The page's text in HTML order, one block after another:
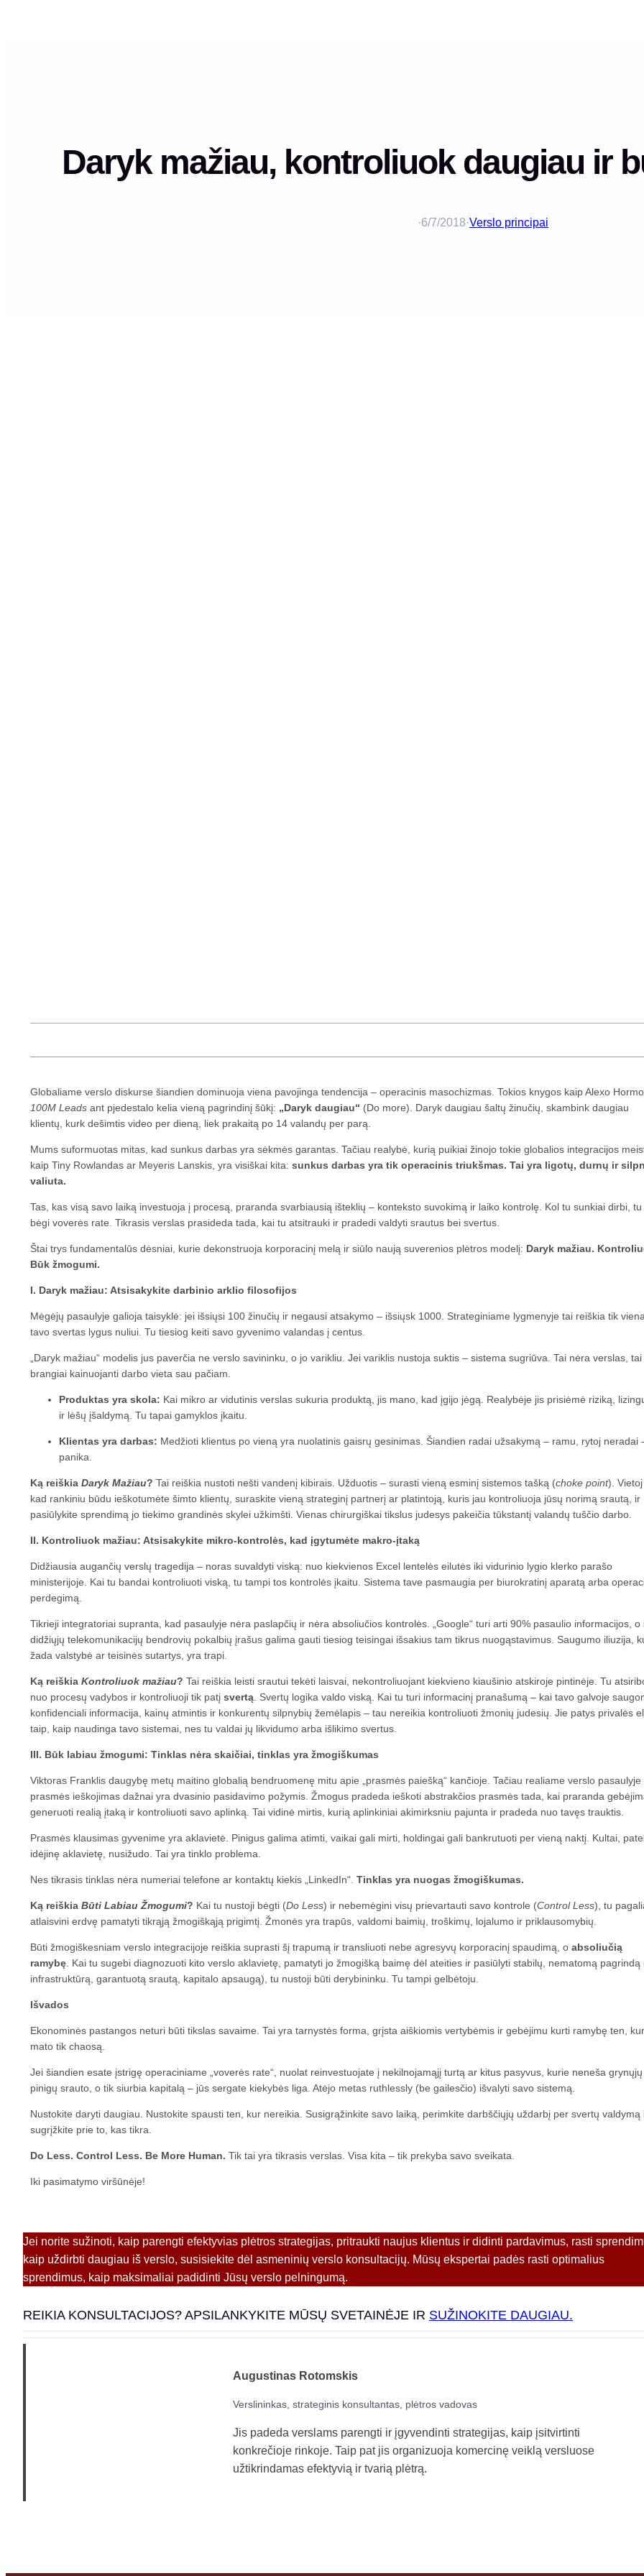
Daryk mažiau, kontroliuok daugiau ir
·6/7/2018·Verslo principai
Globaliame verslo diskurse šiandien dominuoja viena pavojinga tendencija – operacinis masochizmas. Tokios knygos kaip Alexo
100M Leads ant pjedestalo kelia vieną pagrindinį šūkį: „Daryk daugiau“ (Do more). Daryk daugiau šaltų žinučių, skambink daugiau
klientų, kurk dešimtis video per dieną, liek prakaitą po 14 valandų per parą.
Mums suformuotas mitas, kad sunkus darbas yra sėkmės garantas. Tačiau realybė, kurią puikiai žinojo tokie globalios integracijos
kaip Tiny Rowlandas ar Meyeris Lanskis, yra visiškai kita: sunkus darbas yra tik operacinis triukšmas. Tai yra ligotų, durnų ir
valiuta.
Tas, kas visą savo laiką investuoja į procesą, praranda svarbiausią išteklių – konteksto suvokimą ir laiko kontrolę. Kol tu sunkiai dirbi, tu
bėgi voverės rate. Tikrasis verslas prasideda tada, kai tu atsitrauki ir pradedi valdyti srautus bei svertus.
Štai trys fundamentalūs dėsniai, kurie dekonstruoja korporacinį melą ir siūlo naują suverenios plėtros modelį: Daryk mažiau.
Būk žmogumi.
I. Daryk mažiau: Atsisakykite darbinio arklio filosofijos
Mėgėjų pasaulyje galioja taisyklė: jei išsiųsi 100 žinučių ir negausi atsakymo – išsiųsk 1000. Strateginiame lygmenyje tai reiškia tik
tavo svertas lygus nuliui. Tu tiesiog keiti savo gyvenimo valandas į centus.
„Daryk mažiau“ modelis jus paverčia ne verslo savininku, o jo varikliu. Jei variklis nustoja suktis – sistema sugriūva. Tai nėra verslas, tai
brangiai kainuojanti darbo vieta sau pačiam.
Produktas yra skola: Kai mikro ar vidutinis verslas sukuria produktą, jis mano, kad įgijo jėgą. Realybėje jis prisiėmė riziką,
ir lėšų įšaldymą. Tu tapai gamyklos įkaitu.
Klientas yra darbas: Medžioti klientus po vieną yra nuolatinis gaisrų gesinimas. Šiandien radai užsakymą – ramu, rytoj neradai
panika.
Ką reiškia Daryk Mažiau? Tai reiškia nustoti nešti vandenį kibirais. Užduotis – surasti vieną esminį sistemos tašką (choke point). Vietoj
kad rankiniu būdu ieškotumėte šimto klientų, suraskite vieną strateginį partnerį ar platintoją, kuris jau kontroliuoja jūsų norimą srautą, ir
pasiūlykite sprendimą jo tiekimo grandinės skylei užkimšti. Vienas chirurgiškai tikslus judesys pakeičia tūkstantį valandų tuščio darbo.
II. Kontroliuok mažiau: Atsisakykite mikro-kontrolės, kad įgytumėte makro-įtaką
Didžiausia augančių verslų tragedija – noras suvaldyti viską: nuo kiekvienos Excel lentelės eilutės iki vidurinio lygio klerko parašo
ministerijoje. Kai tu bandai kontroliuoti viską, tu tampi tos kontrolės įkaitu. Sistema tave pasmaugia per biurokratinį aparatą arba
perdegimą.
Tikrieji integratoriai supranta, kad pasaulyje nėra paslapčių ir nėra absoliučios kontrolės. „Google“ turi arti 90% pasaulio informacijos, o
didžiųjų telekomunikacijų bendrovių pokalbių įrašus galima gauti tiesiog teisingai išsakius tam tikrus nuogąstavimus. Saugumo iliuzija,
žada valstybė ar teisinės sutartys, yra trapi.
Ką reiškia Kontroliuok mažiau? Tai reiškia leisti srautui tekėti laisvai, nekontroliuojant kiekvieno kiaušinio atskiroje pintinėje. Tu
nuo procesų vadybos ir kontroliuoji tik patį svertą . Svertų logika valdo viską. Kai tu turi informacinį pranašumą – kai tavo galvoje
konfidenciali informacija, kainų atmintis ir konkurentų silpnybių žemėlapis – tau nereikia kontroliuoti žmonių judesių. Jie patys privalės
taip, kaip naudinga tavo sistemai, nes tu valdai jų likvidumo arba išlikimo svertus.
III. Būk labiau žmogumi: Tinklas nėra skaičiai, tinklas yra žmogiškumas
Viktoras Franklis daugybę metų maitino globalią bendruomenę mitu apie „prasmės paiešką“ kančioje. Tačiau realiame verslo pasaulyje
prasmės ieškojimas dažnai yra dvasinio pasidavimo požymis. Žmogus pradeda ieškoti abstrakčios prasmės tada, kai praranda
generuoti realią įtaką ir kontroliuoti savo aplinką. Tai vidinė mirtis, kurią aplinkiniai akimirksniu pajunta ir pradeda nuo tavęs trauktis.
Prasmės klausimas gyvenime yra aklavietė. Pinigus galima atimti, vaikai gali mirti, holdingai gali bankrutuoti per vieną naktį. Kultai,
idėjinę aklavietę, nusižudo. Tai yra tinklo problema.
Nes tikrasis tinklas nėra numeriai telefone ar kontaktų kiekis „LinkedIn“. Tinklas yra nuogas žmogiškumas.
Ką reiškia Būti Labiau Žmogumi? Kai tu nustoji bėgti (Do Less) ir nebemėgini visų prievartauti savo kontrole (Control Less), tu
atlaisvini erdvę pamatyti tikrąją žmogiškąją prigimtį. Žmonės yra trapūs, valdomi baimių, troškimų, lojalumo ir priklausomybių.
Būti žmogiškesniam verslo integracijoje reiškia suprasti šį trapumą ir transliuoti nebe agresyvų korporacinį spaudimą, o absoliučią
ramybę . Kai tu sugebi diagnozuoti kito verslo aklavietę, pamatyti jo žmogišką baimę dėl ateities ir pasiūlyti stabilų, nematomą pagrindą
infrastruktūrą, garantuotą srautą, kapitalo apsaugą), tu nustoji būti derybininku. Tu tampi gelbėtoju.
Išvados
Ekonominės pastangos neturi būti tikslas savaime. Tai yra tarnystės forma, grįsta aiškiomis vertybėmis ir gebėjimu kurti ramybę ten,
mato tik chaosą.
Jei šiandien esate įstrigę operaciniame „voverės rate“, nuolat reinvestuojate į nekilnojamąjį turtą ar kitus pasyvus, kurie neneša grynųjų
pinigų srauto, o tik siurbia kapitalą – jūs sergate kiekybės liga. Atėjo metas ruthlessly (be gailesčio) išvalyti savo sistemą.
Nustokite daryti daugiau. Nustokite spausti ten, kur nereikia. Susigrąžinkite savo laiką, perimkite darbščiųjų uždarbį per svertų valdymą
sugrįžkite prie to, kas tikra.
Do Less. Control Less. Be More Human. Tik tai yra tikrasis verslas. Visa kita – tik prekyba savo sveikata.
Iki pasimatymo viršūnėje!
Jei norite sužinoti, kaip parengti efektyvias plėtros strategijas, pritraukti naujus klientus ir didinti pardavimus, rasti
kaip uždirbti daugiau iš verslo, susisiekite dėl asmeninių verslo konsultacijų. Mūsų ekspertai padės rasti optimalius
sprendimus, kaip maksimaliai padidinti Jūsų verslo pelningumą.
REIKIA KONSULTACIJOS? APSILANKYKITE MŪSŲ SVETAINĖJE IR SUŽINOKITE DAUGIAU.
Augustinas Rotomskis
Verslininkas, strateginis konsultantas, plėtros vadovas
Jis padeda verslams parengti ir įgyvendinti strategijas, kaip įsitvirtinti
konkrečioje rinkoje. Taip pat jis organizuoja komercinę veiklą versluose
užtikrindamas efektyvią ir tvarią plėtrą.